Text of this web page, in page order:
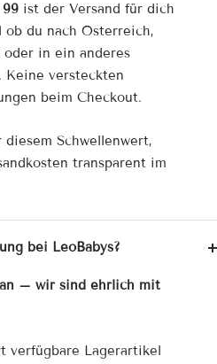
ist der Versand für dich
du nach Österreich,
oder in ein anderes
Keine versteckten
beim Checkout.
Schwellenwert,
transparent im
bei LeoBabys?
an – wir sind ehrlich mit
verfügbare Lagerartikel